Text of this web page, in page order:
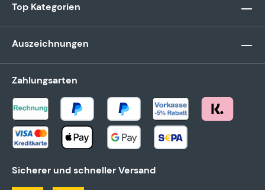
Top Kategorien
Auszeichnungen
Zahlungsarten
Sicherer und schneller Versand